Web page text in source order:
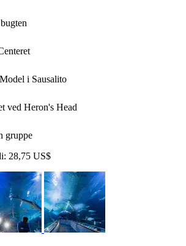
i Sausalito
ved Heron's Head
gruppe
28,75 US$